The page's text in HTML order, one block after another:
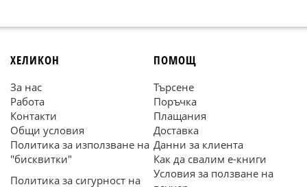
ХЕЛИКОН
За нас
Работа
Контакти
Общи условия
Политика за използване на
"бисквитки"
Политика за сигурност на
ПОМОЩ
Търсене
Поръчка
Плащания
Доставка
Данни за клиента
Как да свалим е-книги
Условия за ползване на